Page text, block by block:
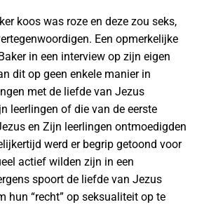
koos was roze en deze zou seks,
Een opmerkelijke
in een interview op zijn eigen
dit op geen enkele manier in
met de liefde van Jezus
leerlingen of die van de eerste
en Zijn leerlingen ontmoedigden
werd er begrip getoond voor
actief wilden zijn in een
spoort de liefde van Jezus
hun “recht” op seksualiteit op te